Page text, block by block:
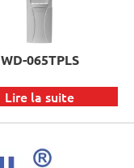
WD-065TPLS
Lire la suite